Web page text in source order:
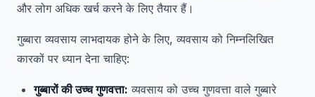
और लोग अधिक खर्च करने के लिए तैयार हैं।
गुब्बारा व्यवसाय लाभदायक होने के लिए, व्यवसाय को निम्नलिखित
कारकों पर ध्यान देना चाहिए:
गुब्बारों की उच्च गुणवत्ता: व्यवसाय को उच्च गुणवत्ता वाले गुब्बारे